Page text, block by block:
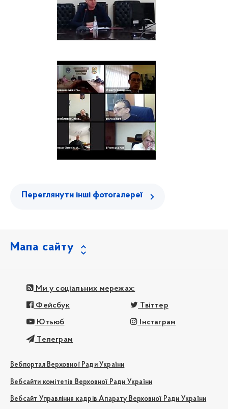
Переглянути інші фотогалереї
Мапа сайту
Ми у соціальних мережах:
Фейсбук Твіттер
Ютьюб Інстаграм
Телеграм
Вебпортал Верховної Ради України
Вебсайти комітетів Верховної Ради України
Вебсайт Управління кадрів Апарату Верховної Ради України